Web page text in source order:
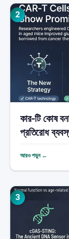
2
কার-টি কোষ
প্রতিরোধ
আরও পড়ুন ←
3